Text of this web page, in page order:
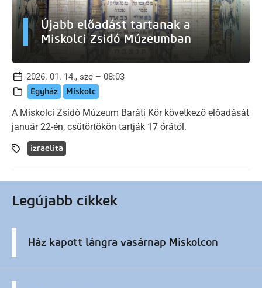
Újabb előadást tartanak a
Miskolci Zsidó Múzeumban
2026. 01. 14., sze – 08:03
Egyház Miskolc
A Miskolci Zsidó Múzeum Baráti Kör következő előadását
január 22-én, csütörtökön tartják 17 órától.
izraelita
Legújabb cikkek
Ház kapott lángra vasárnap Miskolcon